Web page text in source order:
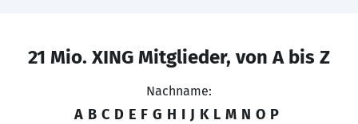
21 Mio. XING Mitglieder, von A bis Z
Nachname:
A B C D E F G H I J K L M N O P